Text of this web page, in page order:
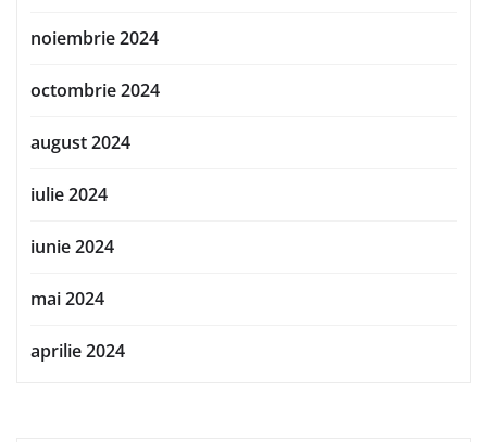
noiembrie 2024
octombrie 2024
august 2024
iulie 2024
iunie 2024
mai 2024
aprilie 2024